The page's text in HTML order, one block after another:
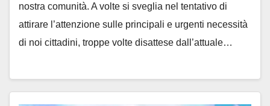
nostra comunità. A volte si sveglia nel tentativo di
attirare l’attenzione sulle principali e urgenti necessità
di noi cittadini, troppe volte disattese dall’attuale…